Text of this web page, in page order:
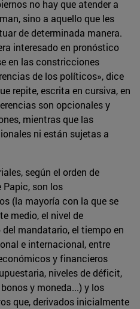
no hay que atender a
sino a aquello que les
de determinada manera.
interesado en pronóstico
en las constricciones
de los políticos», dice
repite, escrita en cursiva, en
son opcionales y
mientras que las
ni están sujetas a
según el orden de
son los
(la mayoría con la que se
medio, el nivel de
mandatario, el tiempo en
e internacional, entre
y financieros
niveles de déficit,
y moneda...) y los
que, derivados inicialmente